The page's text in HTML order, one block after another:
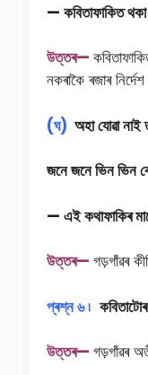
— কবিতাফাকিত
উত্তৰ—
নকৰাকৈ ৰজাৰ
(ঘ) অহা যোৱা নাই
জনে জনে ভিন ভিন
— এই কথাফাকিৰ
উত্তৰ— গড়গাঁৱৰ
প্ৰশ্ন ৬ ৷
উত্তৰ— গড়গাঁৱৰ